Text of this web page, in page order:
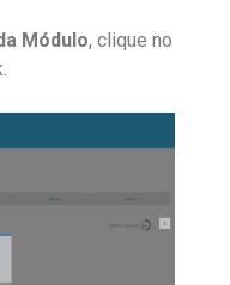
Módulo, clique no